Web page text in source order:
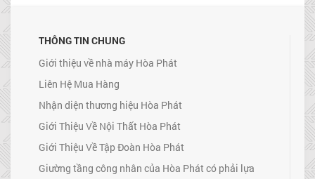
THÔNG TIN CHUNG
Giới thiệu về nhà máy Hòa Phát
Liên Hệ Mua Hàng
Nhận diện thương hiệu Hòa Phát
Giới Thiệu Về Nội Thất Hòa Phát
Giới Thiệu Về Tập Đoàn Hòa Phát
Giường tầng công nhân của Hòa Phát có phải lựa